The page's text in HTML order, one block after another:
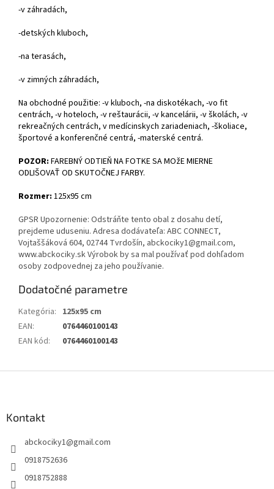
-v záhradách,
-detských kluboch,
-na terasách,
-v zimných záhradách,
Na obchodné použitie: -v kluboch, -na diskotékach, -vo fit
centrách, -v hoteloch, -v reštaurácii, -v kancelárii, -v školách, -v
rekreačných centrách, v medícinskych zariadeniach, -školiace,
športové a konferenčné centrá, -materské centrá.
POZOR: FAREBNÝ ODTIEŇ NA FOTKE SA MOžE MIERNE
ODLIŠOVAŤ OD SKUTOČNEJ FARBY.
Rozmer: 125x95 cm
GPSR Upozornenie: Odstráňte tento obal z dosahu detí,
prejdeme uduseniu. Adresa dodávateľa: ABC CONNECT,
Vojtaššáková 604, 02744 Tvrdošín, abckociky1@gmail.com,
www.abckociky.sk Výrobok by sa mal používať pod dohľadom
osoby zodpovednej za jeho používanie.
Dodatočné parametre
Kategória: 125x95 cm
EAN:
0764460100143
EAN kód: 0764460100143
Kontakt
abckociky1@gmail.com
0918752636
0918752888